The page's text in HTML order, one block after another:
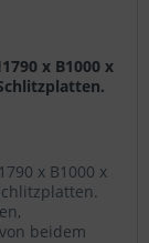
x B1000 x
x B1000 x
beidem